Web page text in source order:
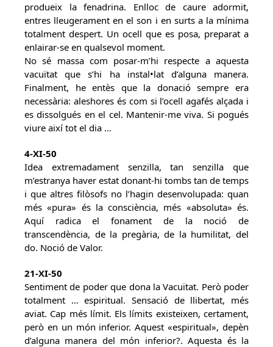
produeix la fenadrina. Enlloc de caure adormit,
entres lleugerament en el son i en surts a la mínima
totalment despert. Un ocell que es posa, preparat a
enlairar-se en qualsevol moment.
No sé massa com posar-m’hi respecte a aquesta
vacuïtat que s’hi ha instal•lat d’alguna manera.
Finalment, he entès que la donació sempre era
necessària: aleshores és com si l’ocell agafés alçada i
es dissolgués en el cel. Mantenir-me viva. Si pogués
viure així tot el dia …
4-XI-50
Idea extremadament senzilla, tan senzilla que
m’estranya haver estat donant-hi tombs tan de temps
i que altres filòsofs no l’hagin desenvolupada: quan
més «pura» és la consciència, més «absoluta» és.
Aquí radica el fonament de la noció de
transcendència, de la pregària, de la humilitat, del
do. Noció de Valor.
21-XI-50
Sentiment de poder que dona la Vacuïtat. Però poder
totalment … espiritual. Sensació de llibertat, més
aviat. Cap més límit. Els límits existeixen, certament,
però en un món inferior. Aquest «espiritual», depèn
d’alguna manera del món inferior?. Aquesta és la